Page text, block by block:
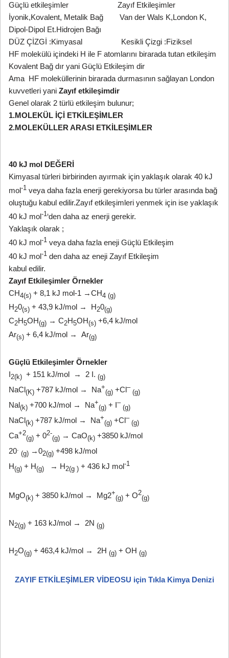
Güçlü etkileşimler Zayıf Etkileşimler
İyonik,Kovalent, Metalik Bağ Van der Wals K,London K,
Dipol-Dipol Et.Hidrojen Bağı
DÜZ ÇİZGİ :Kimyasal Kesikli Çizgi :Fiziksel
HF molekülü içindeki H ile F atomlarını birarada tutan etkileşim
Kovalent Bağ dır yani Güçlü Etkileşim dir
Ama HF moleküllerinin birarada durmasının sağlayan London
kuvvetleri yani Zayıf etkileşimdir
Genel olarak 2 türlü etkileşim bulunur;
1.MOLEKÜL İÇİ ETKİLEŞİMLER
2.MOLEKÜLLER ARASI ETKİLEŞİMLER
40 kJ mol DEĞERİ
Kimyasal türleri birbirinden ayırmak için yaklaşık olarak 40 kJ
mol-1 veya daha fazla enerji gerekiyorsa bu türler arasında bağ
oluştuğu kabul edilir.Zayıf etkileşimleri yenmek için ise yaklaşık
40 kJ mol-1‘den daha az enerji gerekir.
Yaklaşık olarak ;
40 kJ mol-1 veya daha fazla eneji Güçlü Etkileşim
40 kJ mol-1 den daha az eneji Zayıf Etkileşim
kabul edilir.
Zayıf Etkileşimler Örnekler
CH4(s) + 8,1 kJ mol-1 →CH4 (g)
H20(s) + 43,9 kJ/mol → H20(g)
C2H5OH(g) → C2H5OH(s) +6,4 kJ/mol
Ar(s) + 6,4 kJ/mol → Ar(g)
Güçlü Etkileşimler Örnekler
I2(k) + 151 kJ/mol → 2 I. (g)
NaCl(K) +787 kJ/mol → Na+
(g) +Cl–
(g)
Nal(k) +700 kJ/mol → Na+
(g) + I–
(g)
NaCl(k) +787 kJ/mol → Na+
(g) +Cl–
(g)
Ca+2
(g) + 02-
(g) → CaO(k) +3850 kJ/mol
20.
(g) →02(g) +498 kJ/mol
H(g) + H(g) → H2(g ) + 436 kJ mol-1
MgO(k) + 3850 kJ/mol → Mg2+
(g) + O2
(g)
N2(g) + 163 kJ/mol → 2N (g)
H2O(g) + 463,4 kJ/mol → 2H (g) + OH (g)
ZAYIF ETKİLEŞİMLER VİDEOSU için Tıkla Kimya Denizi